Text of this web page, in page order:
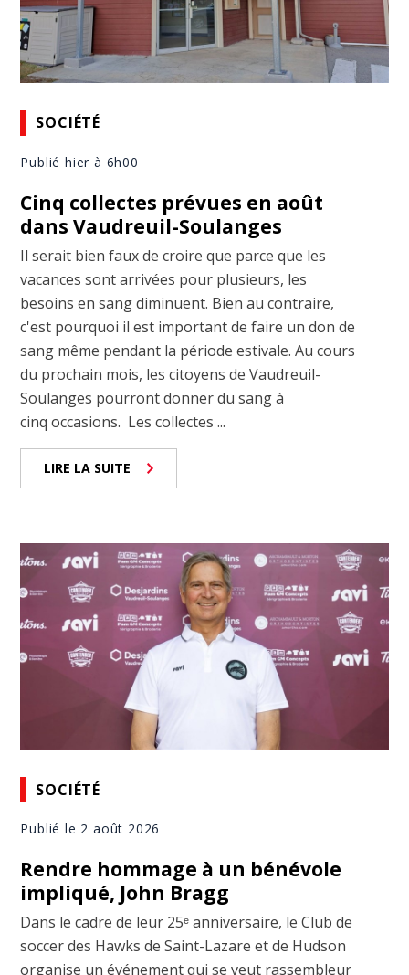
SOCIÉTÉ
Publié hier à 6h00
Cinq collectes prévues en août
dans Vaudreuil-Soulanges
Il serait bien faux de croire que parce que les
vacances sont arrivées pour plusieurs, les
besoins en sang diminuent. Bien au contraire,
c'est pourquoi il est important de faire un don de
sang même pendant la période estivale. Au cours
du prochain mois, les citoyens de Vaudreuil-
Soulanges pourront donner du sang à
cinq occasions. Les collectes ...
LIRE LA SUITE
SOCIÉTÉ
Publié le 2 août 2026
Rendre hommage à un bénévole
impliqué, John Bragg
Dans le cadre de leur 25ᵉ anniversaire, le Club de
soccer des Hawks de Saint-Lazare et de Hudson
organise un événement qui se veut rassembleur